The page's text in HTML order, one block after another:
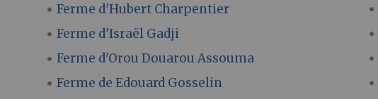
Ferme d'Hubert Charpentier
Ferme d'Israël Gadji
Ferme d'Orou Douarou Assouma
Ferme de Edouard Gosselin